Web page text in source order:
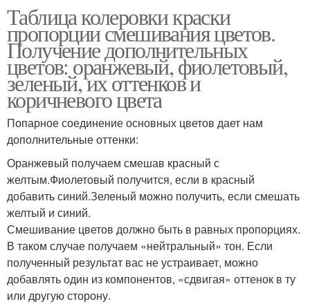
Таблица колеровки краски
пропорции смешивания цветов.
Получение дополнительных
цветов: оранжевый, фиолетовый,
зеленый, их оттенков и
коричневого цвета
Попарное соединение основных цветов дает нам
дополнительные оттенки:
Оранжевый получаем смешав красный с
желтым.Фиолетовый получится, если в красный
добавить синий.Зеленый можно получить, если смешать
желтый и синий.
Смешивание цветов должно быть в равных пропорциях.
В таком случае получаем «нейтральный» тон. Если
полученный результат вас не устраивает, можно
добавлять один из компонентов, «сдвигая» оттенок в ту
или другую сторону.